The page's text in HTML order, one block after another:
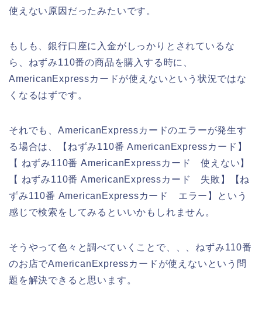
使えない原因だったみたいです。
もしも、銀行口座に入金がしっかりとされているな
ら、ねずみ110番の商品を購入する時に、
AmericanExpressカードが使えないという状況ではな
くなるはずです。
それでも、AmericanExpressカードのエラーが発生す
る場合は、【ねずみ110番 AmericanExpressカード】
【 ねずみ110番 AmericanExpressカード 使えない】
【 ねずみ110番 AmericanExpressカード 失敗】【ね
ずみ110番 AmericanExpressカード エラー】という
感じで検索をしてみるといいかもしれません。
そうやって色々と調べていくことで、、、ねずみ110番
のお店でAmericanExpressカードが使えないという問
題を解決できると思います。